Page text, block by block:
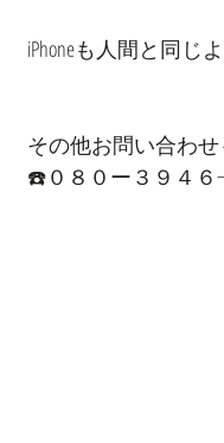
iPhoneも人間と同
その他お問い合わ
☎️０８０ー３９４６